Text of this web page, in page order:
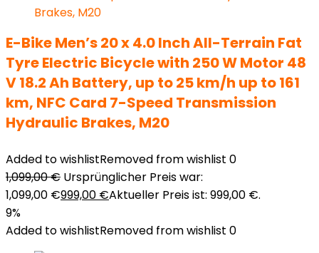
E-Bike Men’s 20 x 4.0 Inch All-Terrain Fat
Tyre Electric Bicycle with 250 W Motor 48
V 18.2 Ah Battery, up to 25 km/h up to 161
km, NFC Card 7-Speed Transmission
Hydraulic Brakes, M20
Added to wishlistRemoved from wishlist 0
1,099,00€ Ursprünglicher Preis war:
1,099,00 €999,00 €Aktueller Preis ist: 999,00 €.
9%
Added to wishlistRemoved from wishlist 0